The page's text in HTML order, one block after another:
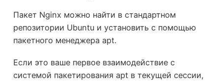
Пакет Nginx можно найти в стандартном
репозитории Ubuntu и установить с помощью
пакетного менеджера apt.
Если это ваше первое взаимодействие с
системой пакетирования apt в текущей сессии,